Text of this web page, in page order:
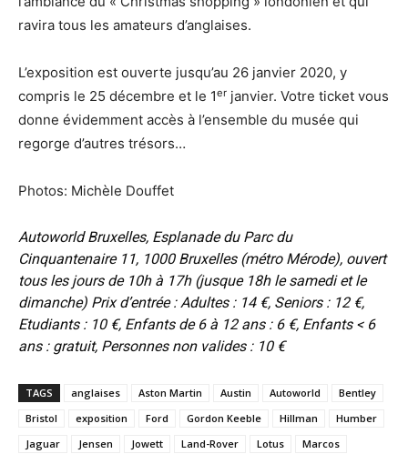
ravira tous les amateurs d’anglaises.
L’exposition est ouverte jusqu’au 26 janvier 2020, y
compris le 25 décembre et le 1er janvier. Votre ticket vous
donne évidemment accès à l’ensemble du musée qui
regorge d’autres trésors…
Photos: Michèle Douffet
Autoworld Bruxelles, Esplanade du Parc du
Cinquantenaire 11, 1000 Bruxelles (métro Mérode), ouvert
tous les jours de 10h à 17h (jusque 18h le samedi et le
dimanche) Prix d’entrée : Adultes : 14 €, Seniors : 12 €,
Etudiants : 10 €, Enfants de 6 à 12 ans : 6 €, Enfants < 6
ans : gratuit, Personnes non valides : 10 €
TAGS anglaises Aston Martin Austin Autoworld
Bentley
Bristol
exposition Ford Gordon Keeble Hillman
Humber
Jaguar
Jensen Jowett Land-Rover Lotus
Marcos